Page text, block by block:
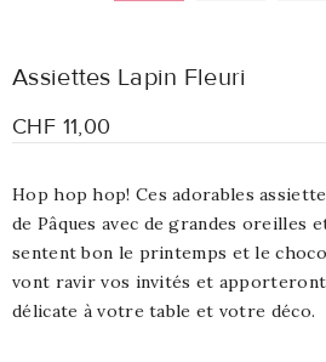
Assiettes Lapin Fleuri
CHF 11,00
Hop hop hop! Ces adorables
de Pâques avec de grandes oreilles
sentent bon le printemps et le
vont ravir vos invités et
délicate à votre table et votre déco.